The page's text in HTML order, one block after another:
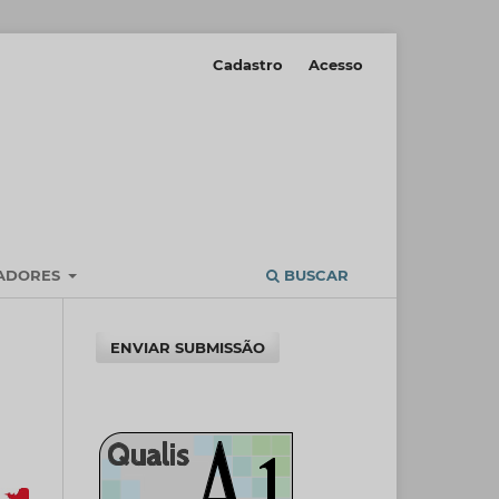
BUSCAR
Cadastro Acesso
ENVIAR SUBMISSÃO